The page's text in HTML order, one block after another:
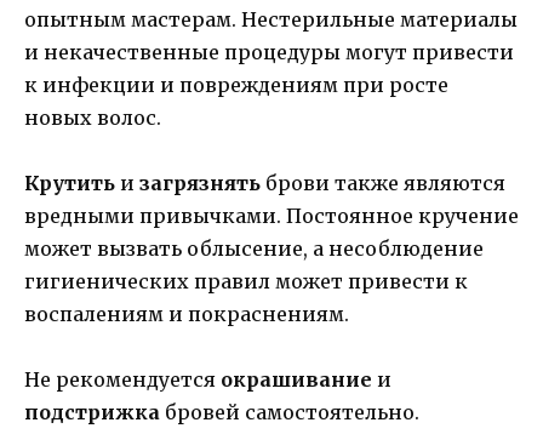
опытным мастерам. Нестерильные материалы
и некачественные процедуры могут привести
к инфекции и повреждениям при росте
новых волос.
Крутить и загрязнять брови также являются
вредными привычками. Постоянное кручение
может вызвать облысение, а несоблюдение
гигиенических правил может привести к
воспалениям и покраснениям.
Не рекомендуется окрашивание и
подстрижка бровей самостоятельно.